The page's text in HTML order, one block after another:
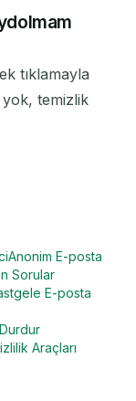
tıklamayla
yok, temizlik
Anonim E-posta
Sorular
E-posta
Araçları